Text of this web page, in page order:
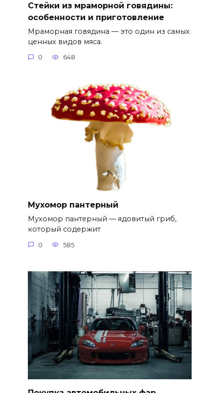
Стейки из мраморной говядины:
особенности и приготовление
Мраморная говядина — это один из самых
ценных видов мяса.
0 648
Мухомор пантерный
Мухомор пантерный — ядовитый гриб,
который содержит
0 585